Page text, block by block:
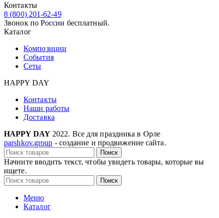
Контакты
8 (800) 201-62-49
Звонок по России бесплатный.
Каталог
Композиции
События
Сеты
HAPPY DAY
Контакты
Наши работы
Доставка
HAPPY DAY 2022. Все для праздника в Орле
parshkov.group - создание и продвижение сайта.
Поиск
Начните вводить текст, чтобы увидеть товары, которые вы
ищете.
Поиск
Меню
Каталог